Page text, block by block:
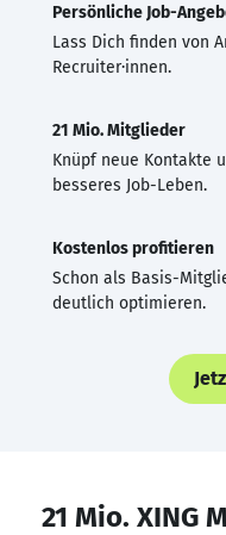
Persönliche Job-
Lass Dich finden von
Recruiter·innen.
21 Mio. Mitglieder
Knüpf neue Kontakte
besseres Job-Leben.
Kostenlos profitieren
Schon als Basis-
deutlich optimieren.
21 Mio. XING